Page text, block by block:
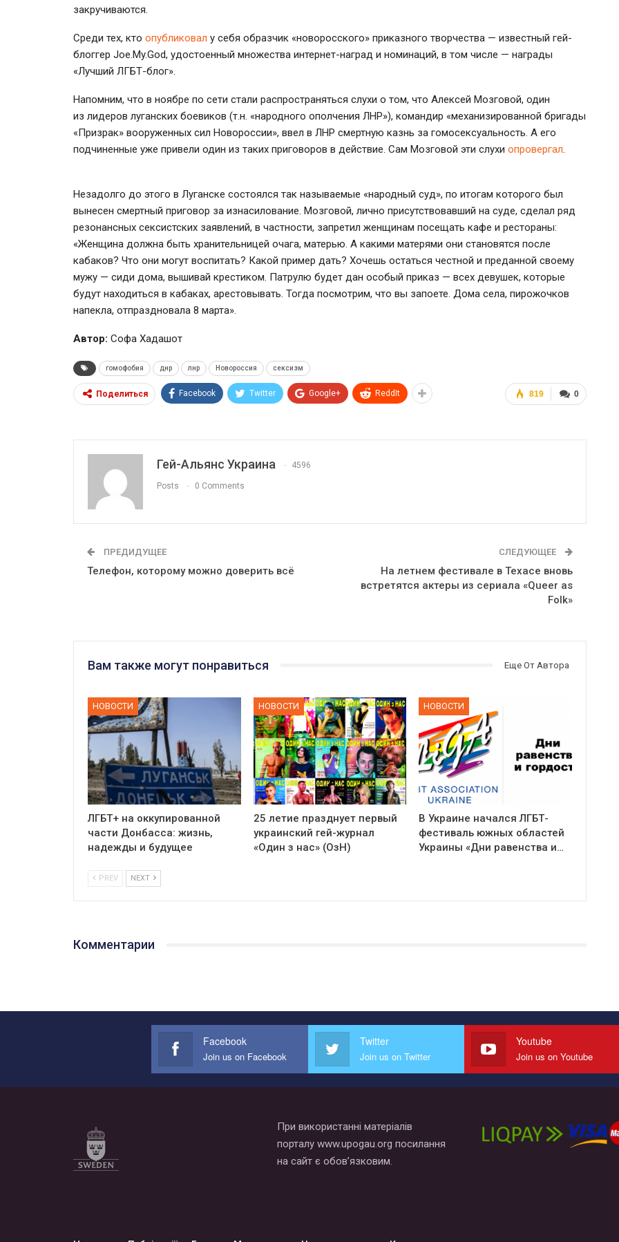
закручиваются.
Среди тех, кто опубликовал у себя образчик «новоросского» приказного творчества — известный гей-
блоггер Joe.My.God, удостоенный множества интернет-наград и номинаций, в том числе — награды
«Лучший ЛГБТ-блог».
Напомним, что в ноябре по сети стали распространяться слухи о том, что Алексей Мозговой, один
из лидеров луганских боевиков (т.н. «народного ополчения ЛНР»), командир «механизированной бригады
«Призрак» вооруженных сил Новороссии», ввел в ЛНР смертную казнь за гомосексуальность. А его
подчиненные уже привели один из таких приговоров в действие. Сам Мозговой эти слухи опровергал.
Незадолго до этого в Луганске состоялся так называемые «народный суд», по итогам которого был
вынесен смертный приговор за изнасилование. Мозговой, лично присутствовавший на суде, сделал ряд
резонансных сексистских заявлений, в частности, запретил женщинам посещать кафе и рестораны:
«Женщина должна быть хранительницей очага, матерью. А какими матерями они становятся после
кабаков? Что они могут воспитать? Какой пример дать? Хочешь остаться честной и преданной своему
мужу — сиди дома, вышивай крестиком. Патрулю будет дан особый приказ — всех девушек, которые
будут находиться в кабаках, арестовывать. Тогда посмотрим, что вы запоете. Дома села, пирожочков
напекла, отпраздновала 8 марта».
Автор: Софа Хадашот
гомофобия днр лнр Новороссия сексизм
0
819
Поделиться Facebook Twitter Google+ ReddIt
Гей-Альянс Украина 4596
Posts 0 Comments
ПРЕДИДУЩЕЕ
Телефон, которому можно доверить всё
СЛЕДУЮЩЕЕ
На летнем фестивале в Техасе вновь
встретятся актеры из сериала «Queer as
Folk»
Вам также могут понравиться Еще От Автора
НОВОСТИ
ЛГБТ+ на оккупированной
части Донбасса: жизнь,
надежды и будущее
НОВОСТИ
25 летие празднует первый
украинский гей-журнал
«Один з нас» (ОзН)
НОВОСТИ
В Украине начался ЛГБТ-
фестиваль южных областей
Украины «Дни равенства и…
PREV NEXT
Комментарии
Facebook
Join us on Facebook
Twitter
Join us on Twitter
Youtube
Join us on Youtube
При використанні матеріалів
порталу www.upogau.org посилання
на сайт є обов’язковим.